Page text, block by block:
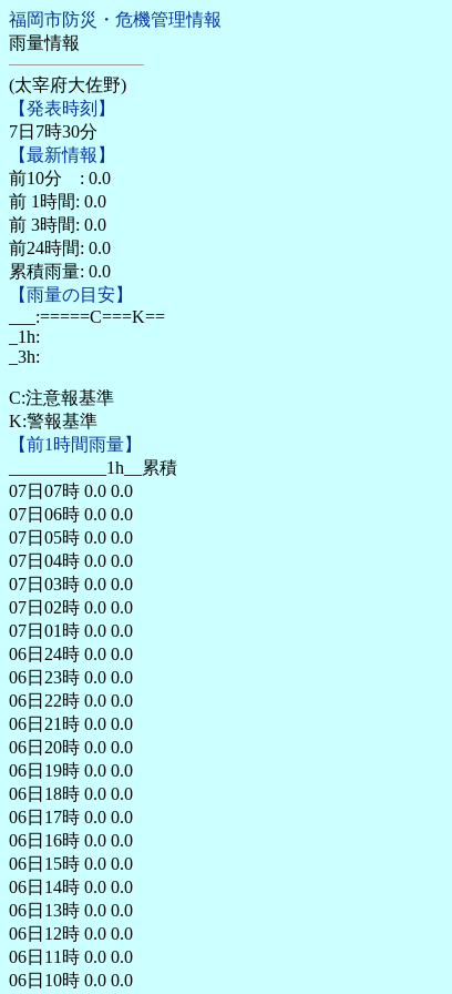
福岡市防災・危機管理情報
雨量情報
(太宰府大佐野)
【発表時刻】
7日7時30分
【最新情報】
前10分 : 0.0
前 1時間: 0.0
前 3時間: 0.0
前24時間: 0.0
累積雨量: 0.0
【雨量の目安】
___:=====C===K==
_1h:
_3h:
C:注意報基準
K:警報基準
【前1時間雨量】
___________1h__累積
07日07時 0.0 0.0
07日06時 0.0 0.0
07日05時 0.0 0.0
07日04時 0.0 0.0
07日03時 0.0 0.0
07日02時 0.0 0.0
07日01時 0.0 0.0
06日24時 0.0 0.0
06日23時 0.0 0.0
06日22時 0.0 0.0
06日21時 0.0 0.0
06日20時 0.0 0.0
06日19時 0.0 0.0
06日18時 0.0 0.0
06日17時 0.0 0.0
06日16時 0.0 0.0
06日15時 0.0 0.0
06日14時 0.0 0.0
06日13時 0.0 0.0
06日12時 0.0 0.0
06日11時 0.0 0.0
06日10時 0.0 0.0